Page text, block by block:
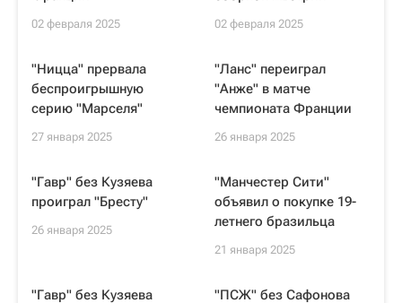
02 февраля 2025 02 февраля 2025
"Ницца" прервала
беспроигрышную
серию "Марселя"
27 января 2025
"Ланс" переиграл
"Анже" в матче
чемпионата Франции
26 января 2025
"Гавр" без Кузяева
проиграл "Бресту"
26 января 2025
"Манчестер Сити"
объявил о покупке 19-
летнего бразильца
21 января 2025
"Гавр" без Кузяева
"ПСЖ" без Сафонова